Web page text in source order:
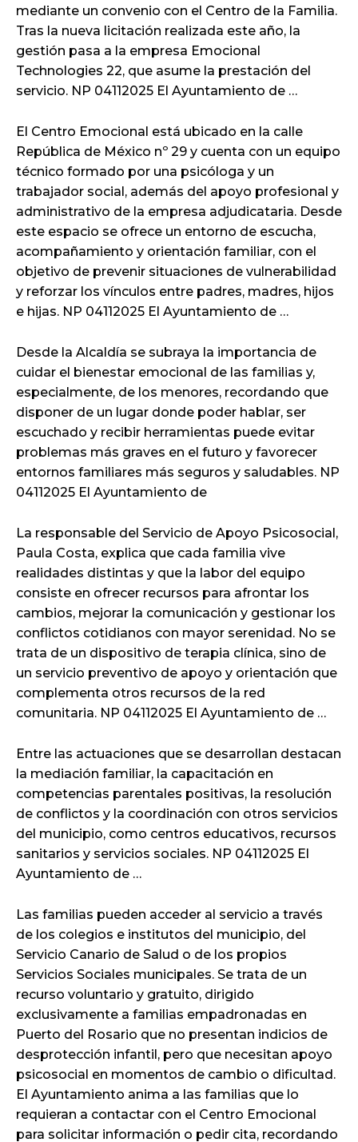
mediante un convenio con el Centro de la Familia.
Tras la nueva licitación realizada este año, la
gestión pasa a la empresa Emocional
Technologies 22, que asume la prestación del
servicio. NP 04112025 El Ayuntamiento de …
El Centro Emocional está ubicado en la calle
República de México nº 29 y cuenta con un equipo
técnico formado por una psicóloga y un
trabajador social, además del apoyo profesional y
administrativo de la empresa adjudicataria. Desde
este espacio se ofrece un entorno de escucha,
acompañamiento y orientación familiar, con el
objetivo de prevenir situaciones de vulnerabilidad
y reforzar los vínculos entre padres, madres, hijos
e hijas. NP 04112025 El Ayuntamiento de …
Desde la Alcaldía se subraya la importancia de
cuidar el bienestar emocional de las familias y,
especialmente, de los menores, recordando que
disponer de un lugar donde poder hablar, ser
escuchado y recibir herramientas puede evitar
problemas más graves en el futuro y favorecer
entornos familiares más seguros y saludables. NP
04112025 El Ayuntamiento de
La responsable del Servicio de Apoyo Psicosocial,
Paula Costa, explica que cada familia vive
realidades distintas y que la labor del equipo
consiste en ofrecer recursos para afrontar los
cambios, mejorar la comunicación y gestionar los
conflictos cotidianos con mayor serenidad. No se
trata de un dispositivo de terapia clínica, sino de
un servicio preventivo de apoyo y orientación que
complementa otros recursos de la red
comunitaria. NP 04112025 El Ayuntamiento de …
Entre las actuaciones que se desarrollan destacan
la mediación familiar, la capacitación en
competencias parentales positivas, la resolución
de conflictos y la coordinación con otros servicios
del municipio, como centros educativos, recursos
sanitarios y servicios sociales. NP 04112025 El
Ayuntamiento de …
Las familias pueden acceder al servicio a través
de los colegios e institutos del municipio, del
Servicio Canario de Salud o de los propios
Servicios Sociales municipales. Se trata de un
recurso voluntario y gratuito, dirigido
exclusivamente a familias empadronadas en
Puerto del Rosario que no presentan indicios de
desprotección infantil, pero que necesitan apoyo
psicosocial en momentos de cambio o dificultad.
El Ayuntamiento anima a las familias que lo
requieran a contactar con el Centro Emocional
para solicitar información o pedir cita, recordando